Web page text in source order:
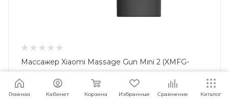
Массажер Xiaomi Massage Gun Mini 2 (XMFG-
M353) EU Black
Достаточно Арт.: 6941812758038
Главная Кабинет Корзина Избранные Сравнение Каталог